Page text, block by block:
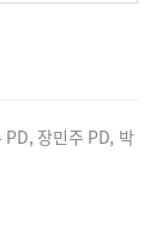
PD, 장민주 PD, 박